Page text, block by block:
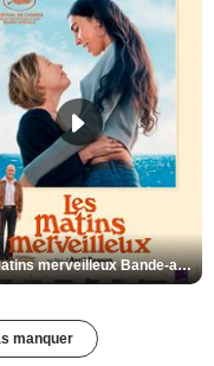
Les Matins merveilleux Bande-annonce VF
manquer